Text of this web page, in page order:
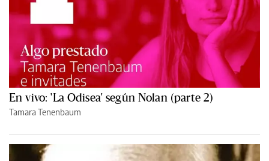
En vivo: 'La Odisea' según Nolan (parte 2)
Tamara Tenenbaum